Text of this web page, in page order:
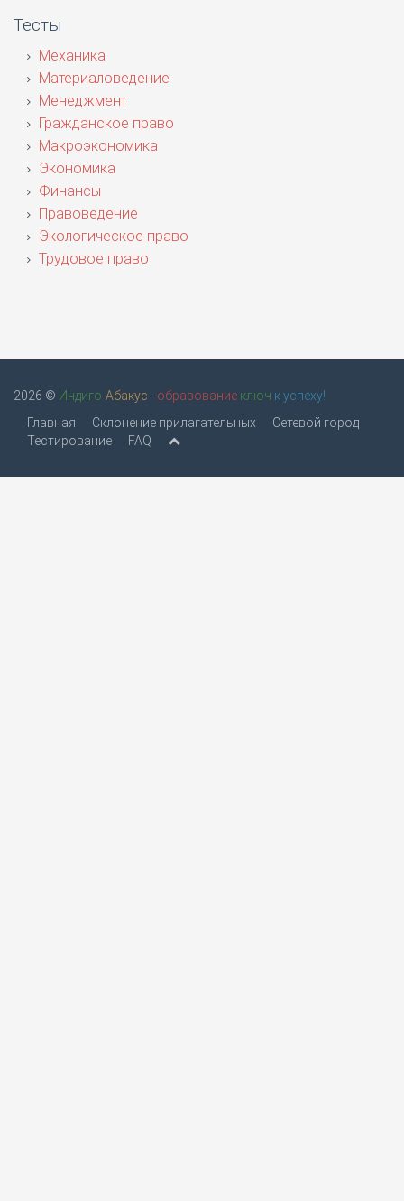
Тесты
Механика
Материаловедение
Менеджмент
Гражданское право
Макроэкономика
Экономика
Финансы
Правоведение
Экологическое право
Трудовое право
2026 © Индиго-Абакус - образование ключ к успеху!
Главная
Склонение прилагательных
Сетевой город
Тестирование
FAQ